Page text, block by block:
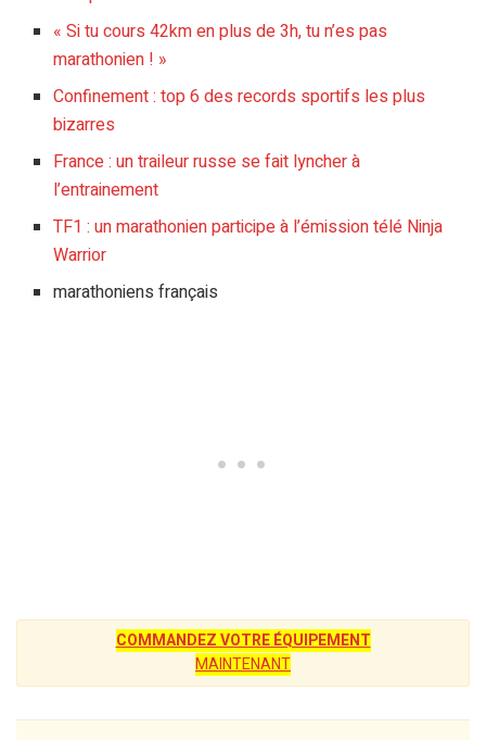
« Si tu cours 42km en plus de 3h, tu n’es pas
marathonien ! »
Confinement : top 6 des records sportifs les plus
bizarres
France : un traileur russe se fait lyncher à
l’entrainement
TF1 : un marathonien participe à l’émission télé Ninja
Warrior
marathoniens français
COMMANDEZ VOTRE ÉQUIPEMENT
MAINTENANT